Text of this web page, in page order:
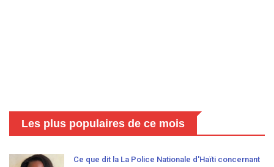
Les plus populaires de ce mois
Ce que dit la La Police Nationale d'Haïti concernant